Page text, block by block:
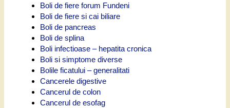
Boli de fiere forum Fundeni
Boli de fiere si cai biliare
Boli de pancreas
Boli de splina
Boli infectioase – hepatita cronica
Boli si simptome diverse
Bolile ficatului – generalitati
Cancerele digestive
Cancerul de colon
Cancerul de esofag